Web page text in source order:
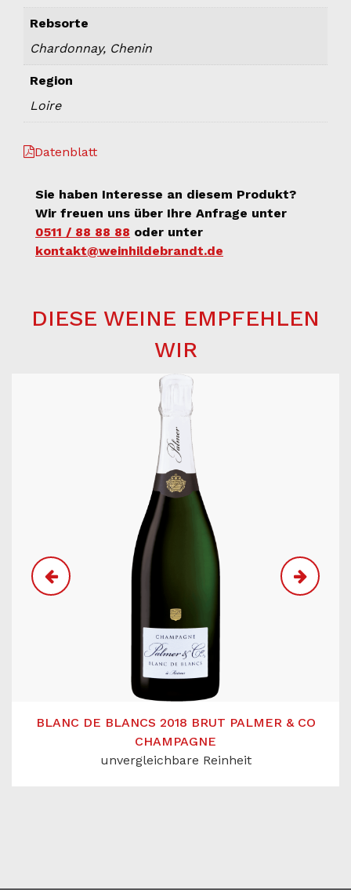
Rebsorte
Chardonnay, Chenin
Region
Loire
Datenblatt
Sie haben Interesse an diesem Produkt?
Wir freuen uns über Ihre Anfrage unter
0511 / 88 88 88 oder unter
kontakt@weinhildebrandt.de
DIESE WEINE EMPFEHLEN
WIR
BLANC DE BLANCS 2018 BRUT PALMER & CO
CHAMPAGNE
unvergleichbare Reinheit